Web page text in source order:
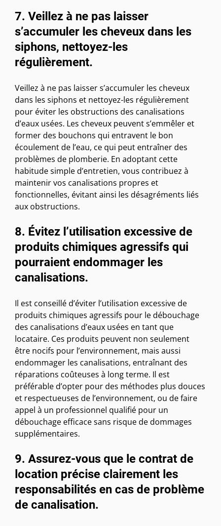
7. Veillez à ne pas laisser
s’accumuler les cheveux dans les
siphons, nettoyez-les
régulièrement.
Veillez à ne pas laisser s’accumuler les cheveux
dans les siphons et nettoyez-les régulièrement
pour éviter les obstructions des canalisations
d’eaux usées. Les cheveux peuvent s’emmêler et
former des bouchons qui entravent le bon
écoulement de l’eau, ce qui peut entraîner des
problèmes de plomberie. En adoptant cette
habitude simple d’entretien, vous contribuez à
maintenir vos canalisations propres et
fonctionnelles, évitant ainsi les désagréments liés
aux obstructions.
8. Évitez l’utilisation excessive de
produits chimiques agressifs qui
pourraient endommager les
canalisations.
Il est conseillé d’éviter l’utilisation excessive de
produits chimiques agressifs pour le débouchage
des canalisations d’eaux usées en tant que
locataire. Ces produits peuvent non seulement
être nocifs pour l’environnement, mais aussi
endommager les canalisations, entraînant des
réparations coûteuses à long terme. Il est
préférable d’opter pour des méthodes plus douces
et respectueuses de l’environnement, ou de faire
appel à un professionnel qualifié pour un
débouchage efficace sans risque de dommages
supplémentaires.
9. Assurez-vous que le contrat de
location précise clairement les
responsabilités en cas de problème
de canalisation.